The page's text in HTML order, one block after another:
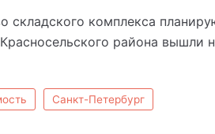
складского комплекса
района вышли
Санкт-Петербург